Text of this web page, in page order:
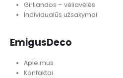
Girliandos – vėliavėlės
Individualūs užsakymai
EmigusDeco
Apie mus
Kontaktai